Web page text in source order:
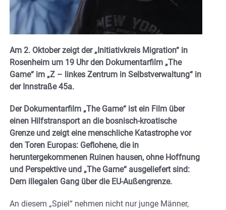
Am 2. Oktober zeigt der „Initiativkreis Migration“ in
Rosenheim um 19 Uhr den Dokumentarfilm „The
Game“ im „Z – linkes Zentrum in Selbstverwaltung“ in
der Innstraße 45a.
Der Dokumentarfilm „The Game“ ist ein Film über
einen Hilfstransport an die bosnisch-kroatische
Grenze und zeigt eine menschliche Katastrophe vor
den Toren Europas: Geflohene, die in
heruntergekommenen Ruinen hausen, ohne Hoffnung
und Perspektive und „The Game“ ausgeliefert sind:
Dem illegalen Gang über die EU-Außengrenze.
An diesem „Spiel“ nehmen nicht nur junge Männer,